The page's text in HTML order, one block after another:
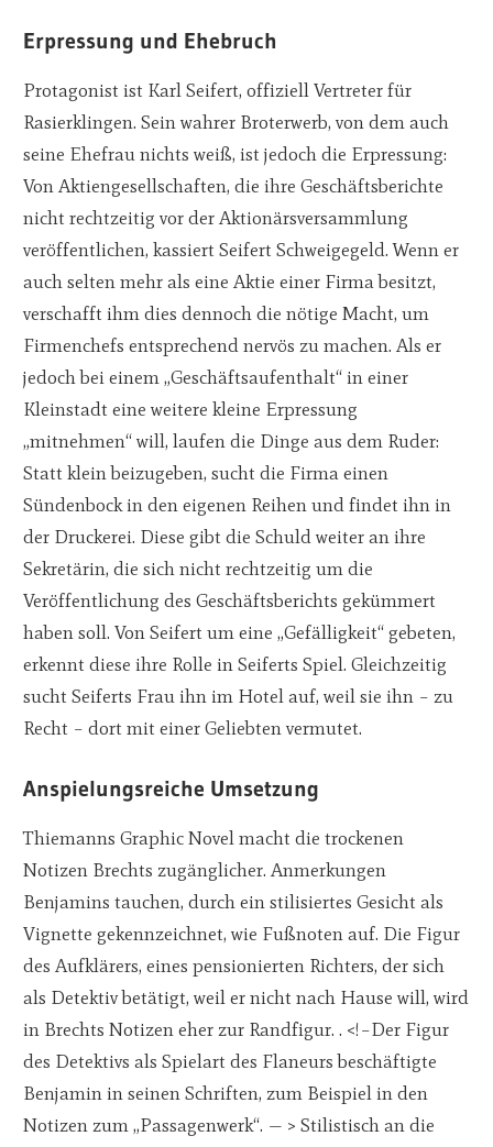
Erpressung und Ehebruch
Protagonist ist Karl Seifert, offiziell Vertreter für
Rasierklingen. Sein wahrer Broterwerb, von dem auch
seine Ehefrau nichts weiß, ist jedoch die Erpressung:
Von Aktiengesellschaften, die ihre Geschäftsberichte
nicht rechtzeitig vor der Aktionärsversammlung
veröffentlichen, kassiert Seifert Schweigegeld. Wenn er
auch selten mehr als eine Aktie einer Firma besitzt,
verschafft ihm dies dennoch die nötige Macht, um
Firmenchefs entsprechend nervös zu machen. Als er
jedoch bei einem „Geschäftsaufenthalt“ in einer
Kleinstadt eine weitere kleine Erpressung
„mitnehmen“ will, laufen die Dinge aus dem Ruder:
Statt klein beizugeben, sucht die Firma einen
Sündenbock in den eigenen Reihen und findet ihn in
der Druckerei. Diese gibt die Schuld weiter an ihre
Sekretärin, die sich nicht rechtzeitig um die
Veröffentlichung des Geschäftsberichts gekümmert
haben soll. Von Seifert um eine „Gefälligkeit“ gebeten,
erkennt diese ihre Rolle in Seiferts Spiel. Gleichzeitig
sucht Seiferts Frau ihn im Hotel auf, weil sie ihn – zu
Recht – dort mit einer Geliebten vermutet.
Anspielungsreiche Umsetzung
Thiemanns Graphic Novel macht die trockenen
Notizen Brechts zugänglicher. Anmerkungen
Benjamins tauchen, durch ein stilisiertes Gesicht als
Vignette gekennzeichnet, wie Fußnoten auf. Die Figur
des Aufklärers, eines pensionierten Richters, der sich
als Detektiv betätigt, weil er nicht nach Hause will, wird
in Brechts Notizen eher zur Randfigur. . <!–Der Figur
des Detektivs als Spielart des Flaneurs beschäftigte
Benjamin in seinen Schriften, zum Beispiel in den
Notizen zum „Passagenwerk“. — > Stilistisch an die